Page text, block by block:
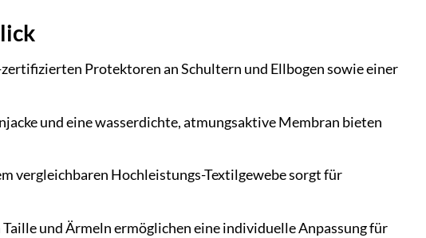
Protektoren an Schultern und Ellbogen sowie einer
und eine wasserdichte, atmungsaktive Membran bieten
vergleichbaren Hochleistungs-Textilgewebe sorgt für
und Ärmeln ermöglichen eine individuelle Anpassung für